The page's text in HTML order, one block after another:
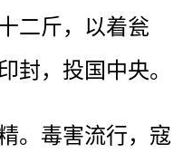
二斤，以着瓮
封，投国中央。
。毒害流行，寇